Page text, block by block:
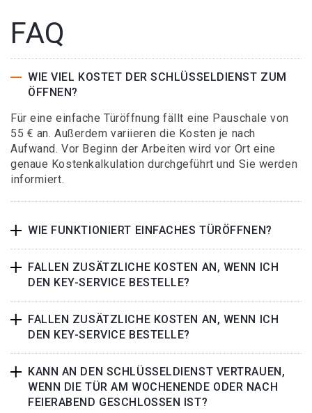
FAQ
WIE VIEL KOSTET DER SCHLÜSSELDIENST ZUM
ÖFFNEN?
Für eine einfache Türöffnung fällt eine Pauschale von
55 € an. Außerdem variieren die Kosten je nach
Aufwand. Vor Beginn der Arbeiten wird vor Ort eine
genaue Kostenkalkulation durchgeführt und Sie werden
informiert.
WIE FUNKTIONIERT EINFACHES TÜRÖFFNEN?
FALLEN ZUSÄTZLICHE KOSTEN AN, WENN ICH
DEN KEY-SERVICE BESTELLE?
FALLEN ZUSÄTZLICHE KOSTEN AN, WENN ICH
DEN KEY-SERVICE BESTELLE?
KANN AN DEN SCHLÜSSELDIENST VERTRAUEN,
WENN DIE TÜR AM WOCHENENDE ODER NACH
FEIERABEND GESCHLOSSEN IST?